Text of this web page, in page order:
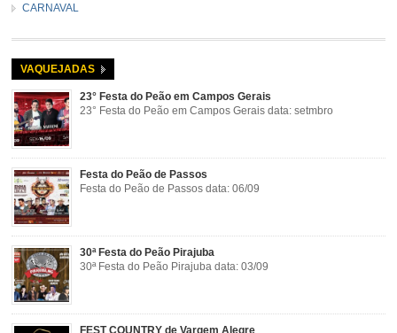
CARNAVAL
VAQUEJADAS
23° Festa do Peão em Campos Gerais
23° Festa do Peão em Campos Gerais data: setmbro
Festa do Peão de Passos
Festa do Peão de Passos data: 06/09
30ª Festa do Peão Pirajuba
30ª Festa do Peão Pirajuba data: 03/09